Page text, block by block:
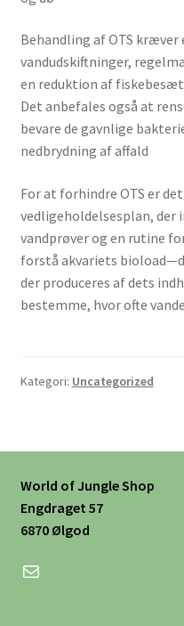
Behandling af OTS
vandudskiftninger,
en reduktion af
Det anbefales også at
bevare de gavnlige
nedbrydning af affald​
For at forhindre OTS er
vedligeholdelsesplan,
vandprøver og en rutine
forstå akvariets
der produceres af dets
bestemme, hvor ofte
Kategori: Uncategorized
World of Jungle Shop
Engdraget 57
6870 Ølgod
Mail